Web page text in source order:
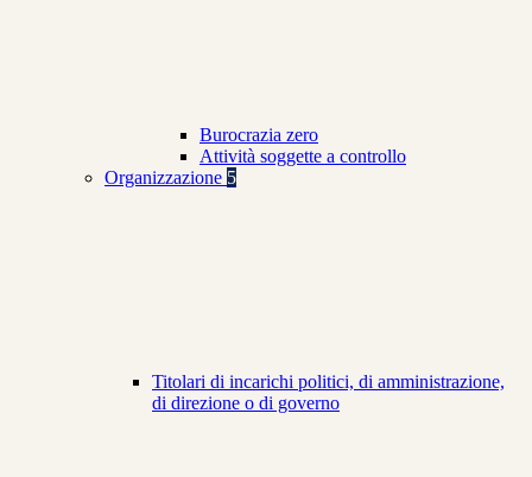
Burocrazia zero
Attività soggette a controllo
Organizzazione 5
Titolari di incarichi politici, di amministrazione,
di direzione o di governo